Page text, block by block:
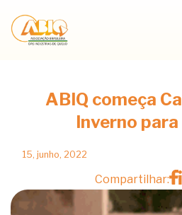
ABIQ começa
Inverno
15, junho, 2022
Compartilhar: